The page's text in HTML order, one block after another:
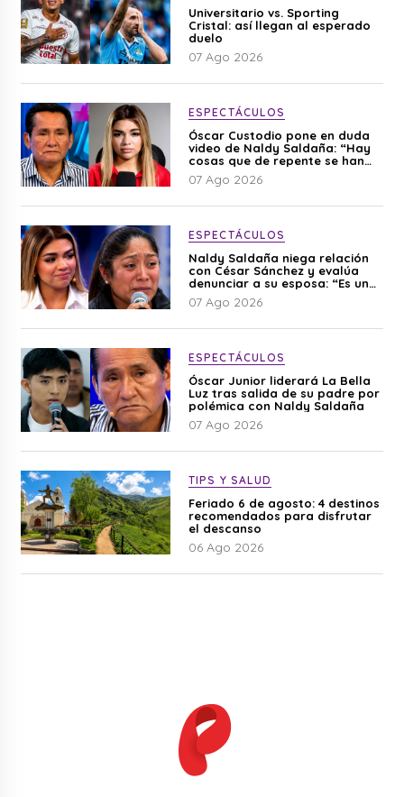
Universitario vs. Sporting
Cristal: así llegan al esperado
duelo
07 Ago 2026
ESPECTÁCULOS
Óscar Custodio pone en duda
video de Naldy Saldaña: “Hay
cosas que de repente se han
editado”
07 Ago 2026
ESPECTÁCULOS
Naldy Saldaña niega relación
con César Sánchez y evalúa
denunciar a su esposa: “Es una
difamación”
07 Ago 2026
ESPECTÁCULOS
Óscar Junior liderará La Bella
Luz tras salida de su padre por
polémica con Naldy Saldaña
07 Ago 2026
TIPS Y SALUD
Feriado 6 de agosto: 4 destinos
recomendados para disfrutar
el descanso
06 Ago 2026